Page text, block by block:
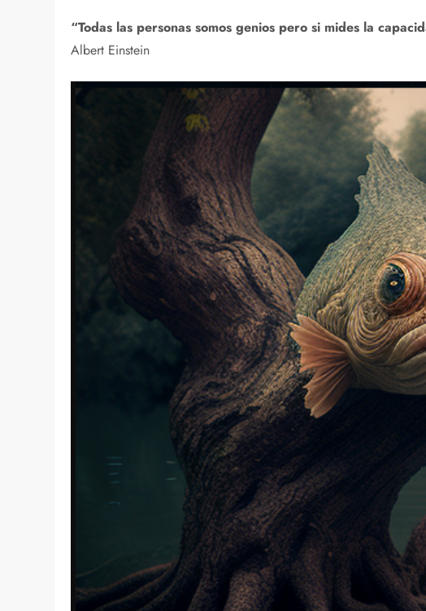
“Todas las personas somos genios pero si mides la
Albert Einstein